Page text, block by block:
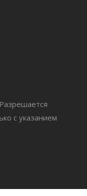
с указанием